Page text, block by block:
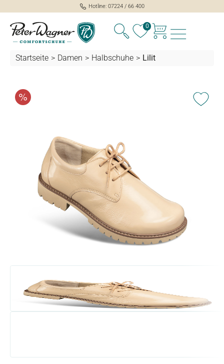
springen
Hotline: 07224 / 66 400
0
Startseite > Damen > Halbschuhe > Lilit
Bildergalerie überspringen